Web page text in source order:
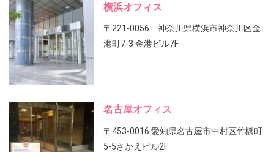
横浜オフィス
〒221-0056 神奈川県横浜市神奈川区金
港町7-3 金港ビル7F
名古屋オフィス
〒453-0016 愛知県名古屋市中村区竹橋町
5-5さかえビル2F